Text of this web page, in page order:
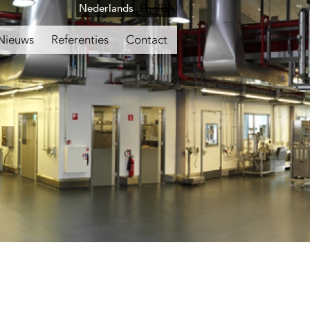
Nederlands English
Referenties Contact